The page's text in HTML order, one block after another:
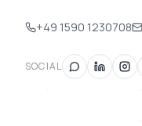
+49 1590 1230708
SOCIAL